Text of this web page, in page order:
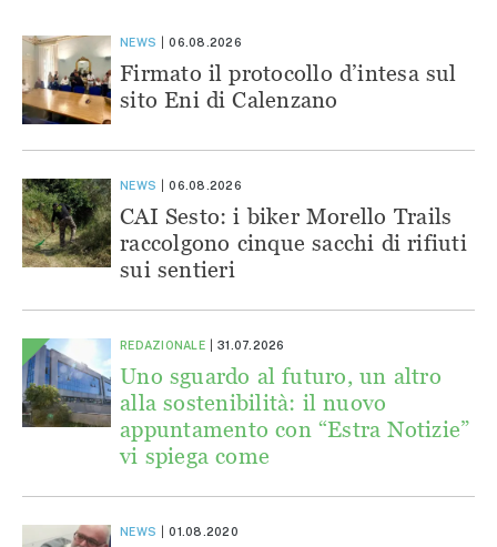
NEWS 06.08.2026
Firmato il protocollo d’intesa sul
sito Eni di Calenzano
NEWS 06.08.2026
CAI Sesto: i biker Morello Trails
raccolgono cinque sacchi di rifiuti
sui sentieri
REDAZIONALE 31.07.2026
Uno sguardo al futuro, un altro
alla sostenibilità: il nuovo
appuntamento con “Estra Notizie”
vi spiega come
NEWS 01.08.2020